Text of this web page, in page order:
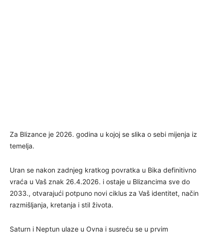
Za Blizance je 2026. godina u kojoj se slika o sebi mijenja iz
temelja.
Uran se nakon zadnjeg kratkog povratka u Bika definitivno
vraća u Vaš znak 26.4.2026. i ostaje u Blizancima sve do
2033., otvarajući potpuno novi ciklus za Vaš identitet, način
razmišljanja, kretanja i stil života.
Saturn i Neptun ulaze u Ovna i susreću se u prvim